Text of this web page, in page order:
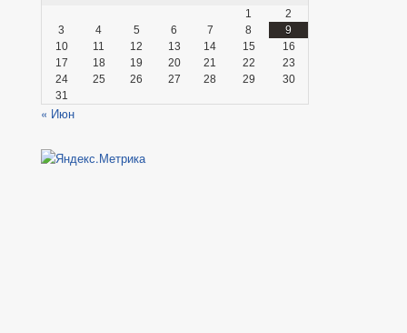
1
2
3
4 5 6 7 8
9
10
11 12 13 14 15
16
17
18 19 20 21 22
23
24
25 26 27 28 29
30
31
« Июн